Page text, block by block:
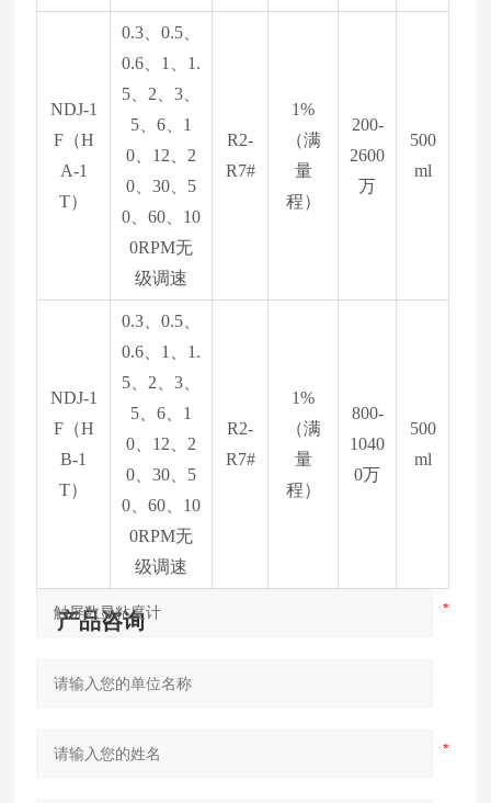
NDJ-1
F（H
A-1
T）
0.3、0.5、
0.6、1、1.
5、2、3、
5、6、1
0、12、2
0、30、5
0、60、10
0RPM无
级调速
R2-
R7#
1%
（满
量
程）
200-
2600
万
500
ml
NDJ-1
F（H
B-1
T）
0.3、0.5、
0.6、1、1.
5、2、3、
5、6、1
0、12、2
0、30、5
0、60、10
0RPM无
级调速
R2-
R7#
1%
（满
量
程）
800-
1040
0万
500
ml
产品咨询